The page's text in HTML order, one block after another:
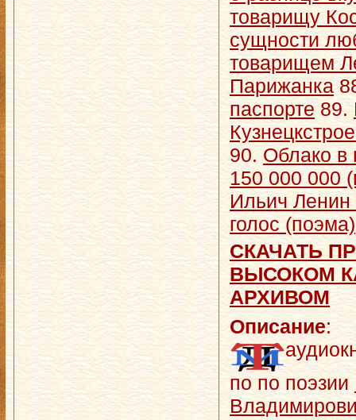
товарищу
сущности
товарищем
Парижанка
паспорте 89.
90. Облако в
150 000 000
Ильич Ленин
голос (поэма)
СКАЧАТЬ
ВЫСОКОМ
АРХИВОМ
Описание:
по по поэзии